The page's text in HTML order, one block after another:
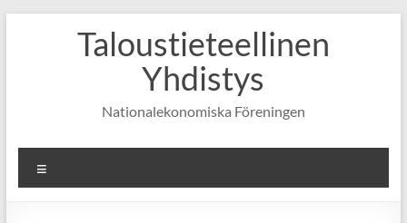
Taloustieteellinen
Yhdistys
Nationalekonomiska Föreningen